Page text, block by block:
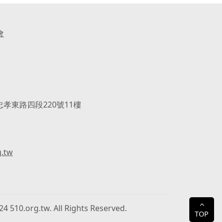
⌃
TOP
孝東路四段220號11樓
510.org.tw. All Rights Reserved.